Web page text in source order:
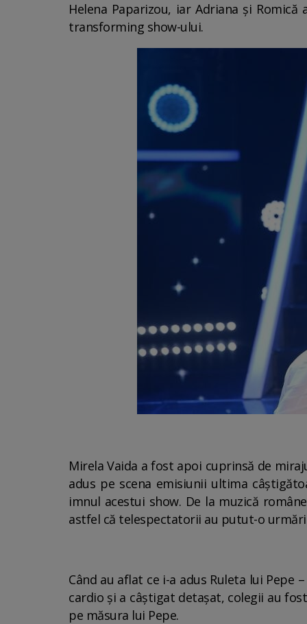
Helena Paparizou, iar Adriana şi
transforming show-ului.
Mirela Vaida a fost apoi cuprinsă de
adus pe scena emisiunii ultima
imnul acestui show. De la muzică
astfel că telespectatorii au putut-o
Când au aflat ce i-a adus Ruleta lui Pepe
cardio şi a câştigat detaşat, colegii au
pe măsura lui Pepe.